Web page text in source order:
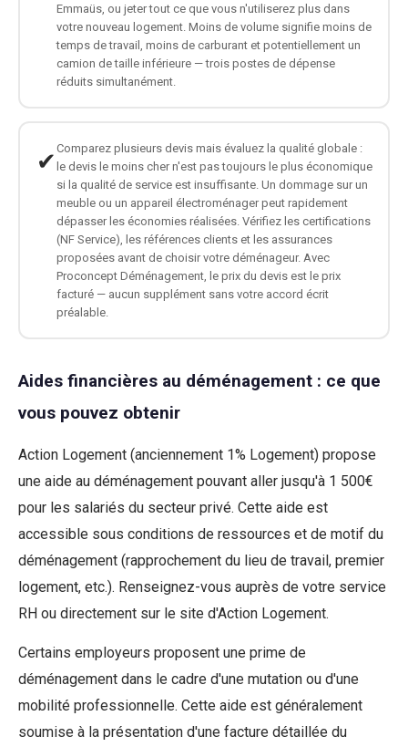
Emmaüs, ou jeter tout ce que vous n'utiliserez plus dans
votre nouveau logement. Moins de volume signifie moins de
temps de travail, moins de carburant et potentiellement un
camion de taille inférieure — trois postes de dépense
réduits simultanément.
✔ Comparez plusieurs devis mais évaluez la qualité globale :
le devis le moins cher n'est pas toujours le plus économique
si la qualité de service est insuffisante. Un dommage sur un
meuble ou un appareil électroménager peut rapidement
dépasser les économies réalisées. Vérifiez les certifications
(NF Service), les références clients et les assurances
proposées avant de choisir votre déménageur. Avec
Proconcept Déménagement, le prix du devis est le prix
facturé — aucun supplément sans votre accord écrit
préalable.
Aides financières au déménagement : ce que
vous pouvez obtenir
Action Logement (anciennement 1% Logement) propose
une aide au déménagement pouvant aller jusqu'à 1 500€
pour les salariés du secteur privé. Cette aide est
accessible sous conditions de ressources et de motif du
déménagement (rapprochement du lieu de travail, premier
logement, etc.). Renseignez-vous auprès de votre service
RH ou directement sur le site d'Action Logement.
Certains employeurs proposent une prime de
déménagement dans le cadre d'une mutation ou d'une
mobilité professionnelle. Cette aide est généralement
soumise à la présentation d'une facture détaillée du